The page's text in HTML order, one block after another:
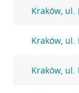
Kraków, ul.
Kraków, ul.
Kraków, ul.